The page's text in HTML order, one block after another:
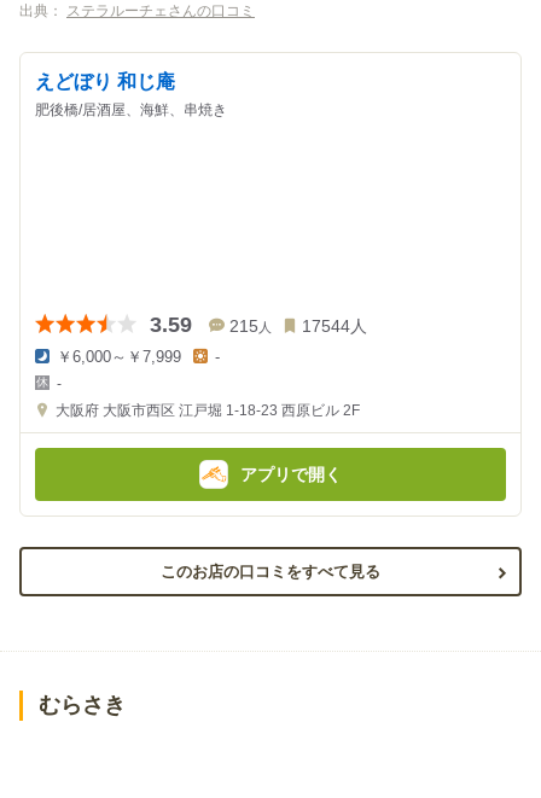
出典： ステラルーチェさんの口コミ
えどぼり 和じ庵
肥後橋/居酒屋、海鮮、串焼き
3.59 215 人 17544人
夜
の
金
￥6,000～￥7,999
金
額
-
-
大阪府 大阪市西区 江戸堀 1-18-23 西原ビル 2F
アプリで開く
このお店の口コミをすべて見る
むらさき